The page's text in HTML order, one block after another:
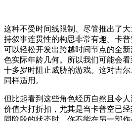
这种不受时间线限制、尽管推出了
持叙事连贯性的构思非常有趣。卡
可以轻松开发出跨越时间节点的全
色实际年龄几何。所以我们可能会
十多岁时阻止威胁的游戏。这对吉
同样适用。
但比起看到这些角色经历自然且令
价值大打折扣，尤其是当卡普空已
同阶段的状态时。你不能在另一部